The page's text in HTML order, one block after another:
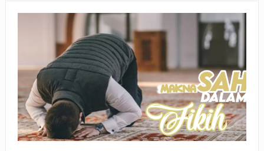
APA HUKUM MEMPERCEPAT PEMBAYARAN ZAKAT
SEBELUM TIBA SAAT WAJIB?
HAKIKAT NIKMAT DI DUNIA!
BAGAIMANA CARA MEMBAYAR ZAKAT UANG?
UANG HARAM BISA MENJADI HALAL JIKA SEBAB
KEPEMILIKANNYA BERUBAH